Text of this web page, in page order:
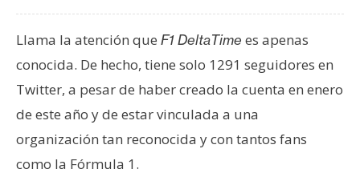
i
d
a
Llama la atención que F1 DeltaTime es apenas
conocida. De hecho, tiene solo 1291 seguidores en
Twitter, a pesar de haber creado la cuenta en enero
de este año y de estar vinculada a una
organización tan reconocida y con tantos fans
como la Fórmula 1.